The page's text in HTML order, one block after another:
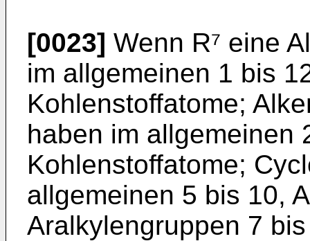
[0023] Wenn R⁷ eine
im allgemeinen 1 bis
Kohlenstoffatome;
haben im allgemeinen
Kohlenstoffatome;
allgemeinen 5 bis 10,
Aralkylengruppen 7